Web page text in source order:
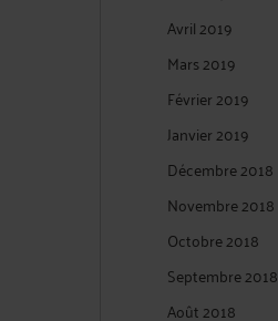
Avril 2019
Mars 2019
Février 2019
Janvier 2019
Décembre 2018
Novembre 2018
Octobre 2018
Septembre 2018
Août 2018